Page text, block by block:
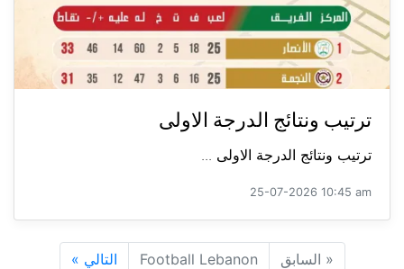
ترتيب ونتائج الدرجة الاولى
ترتيب ونتائج الدرجة الاولى ...
25-07-2026 10:45 am
« السابق Football Lebanon التالي »